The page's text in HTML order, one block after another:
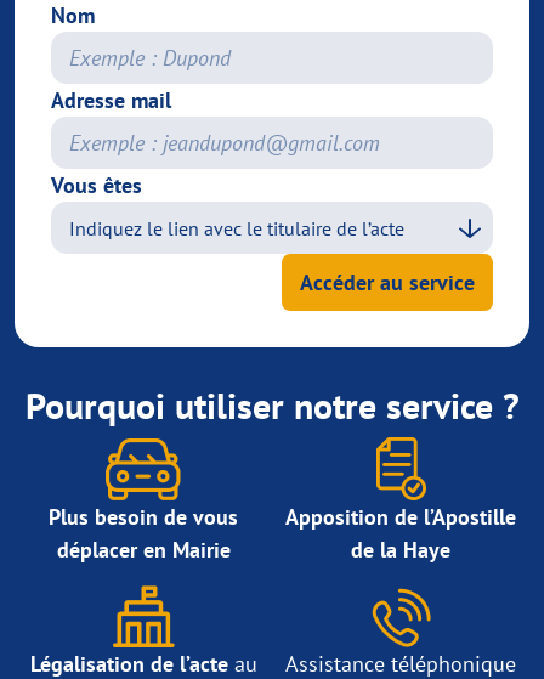
Nom
Adresse mail
Vous êtes
Accéder au service
Pourquoi utiliser notre service ?
Plus besoin de vous
déplacer en Mairie
Apposition de l’Apostille
de la Haye
Légalisation de l’acteau
Assistance téléphonique